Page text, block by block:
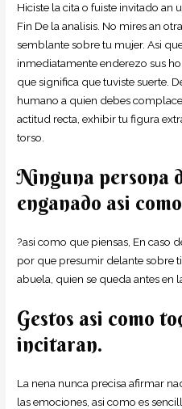
Hiciste la cita o fuiste invitado an
Fin De la analisis. No mires an
semblante sobre tu mujer. Asi
inmediatamente enderezo sus
que significa que tuviste suerte.
humano a quien debes
actitud recta, exhibir tu figura
torso.
Ninguna persona
enganado asi­
?asi­ como que piensas, En caso
por que presumir delante sobre
abuela, quien se queda antes en
Gestos asi­ como
incitaran.
La nena nunca precisa afirmar
las emociones, asi­ como es